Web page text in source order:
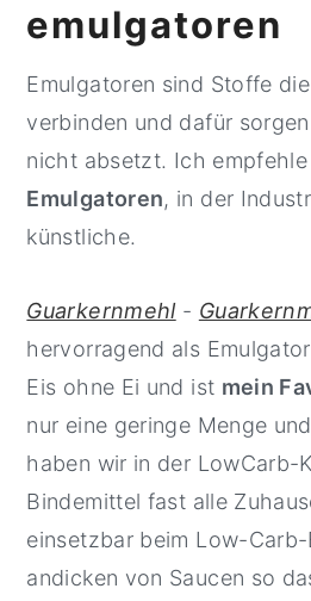
emulgatoren
Emulgatoren sind Stoffe
verbinden und dafür
nicht absetzt. Ich
Emulgatoren, in der
künstliche.
Guarkernmehl-
hervorragend als
Eis ohne Ei und ist mein
nur eine geringe Menge und
haben wir in der LowCarb-
Bindemittel fast alle
einsetzbar beim Low-
andicken von Saucen so